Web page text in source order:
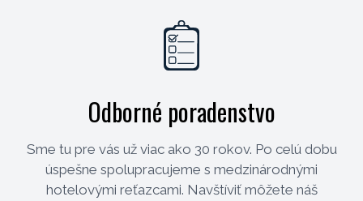
Odborné poradenstvo
Sme tu pre vás už viac ako 30 rokov. Po celú dobu
úspešne spolupracujeme s medzinárodnými
hotelovými reťazcami. Navštíviť môžete náš